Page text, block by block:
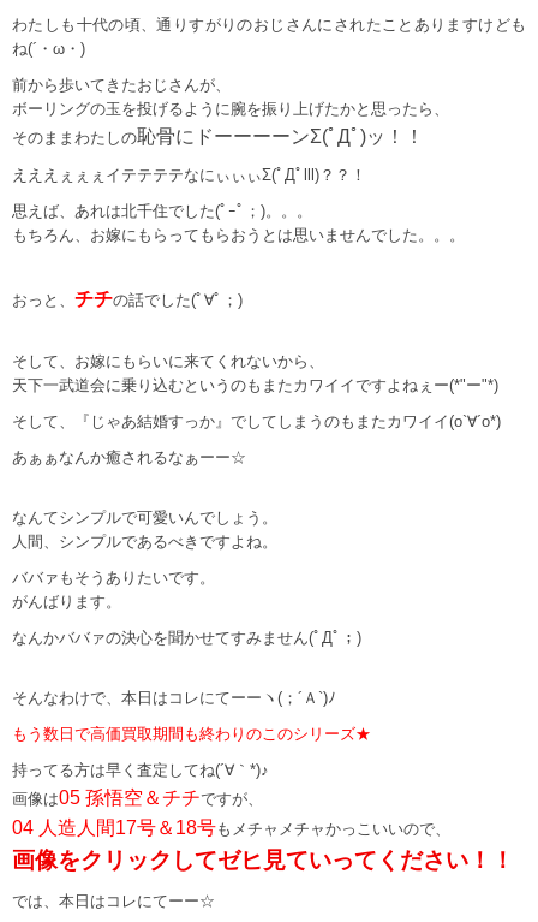
わたしも十代の頃、通りすがりのおじさんにされたことありますけども
ね(´・ω・)
前から歩いてきたおじさんが、
ボーリングの玉を投げるように腕を振り上げたかと思ったら、
そのままわたしの恥骨にドーーーーンΣ(ﾟДﾟ)ッ！！
えええぇぇぇイテテテテなにぃぃぃΣ(ﾟДﾟlll)？？！
思えば、あれは北千住でした(ﾟｰﾟ；)。。。
もちろん、お嫁にもらってもらおうとは思いませんでした。。。
おっと、 チチの話でした(ﾟ∀ﾟ；)
そして、お嫁にもらいに来てくれないから、
天下一武道会に乗り込むというのもまたカワイイですよねぇー(*"ー"*)
そして、『じゃあ結婚すっか』でしてしまうのもまたカワイイ(o`∀´o*)
あぁぁなんか癒されるなぁーー☆
なんてシンプルで可愛いんでしょう。
人間、シンプルであるべきですよね。
ババァもそうありたいです。
がんばります。
なんかババァの決心を聞かせてすみません(ﾟДﾟ；)
そんなわけで、本日はコレにてーーヽ(；´Ａ`)ﾉ
もう数日で高価買取期間も終わりのこのシリーズ★
持ってる方は早く査定してね(´∀｀*)♪
画像は05 孫悟空＆チチですが、
04 人造人間17号＆18号もメチャメチャかっこいいので、
画像をクリックしてゼヒ見ていってください！！
では、本日はコレにてーー☆